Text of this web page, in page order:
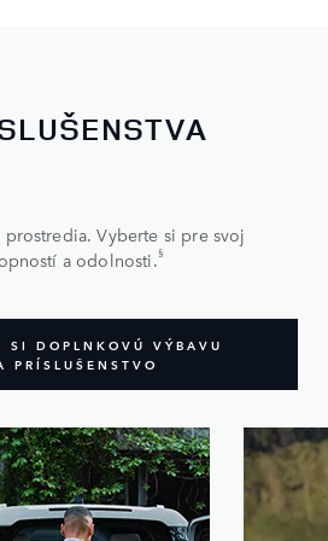
Vyberte si pre svoj
a odolnosti.§
SI DOPLNKOVÚ VÝBAVU
PRÍSLUŠENSTVO